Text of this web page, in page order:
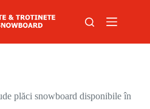
plăci snowboard disponibile în